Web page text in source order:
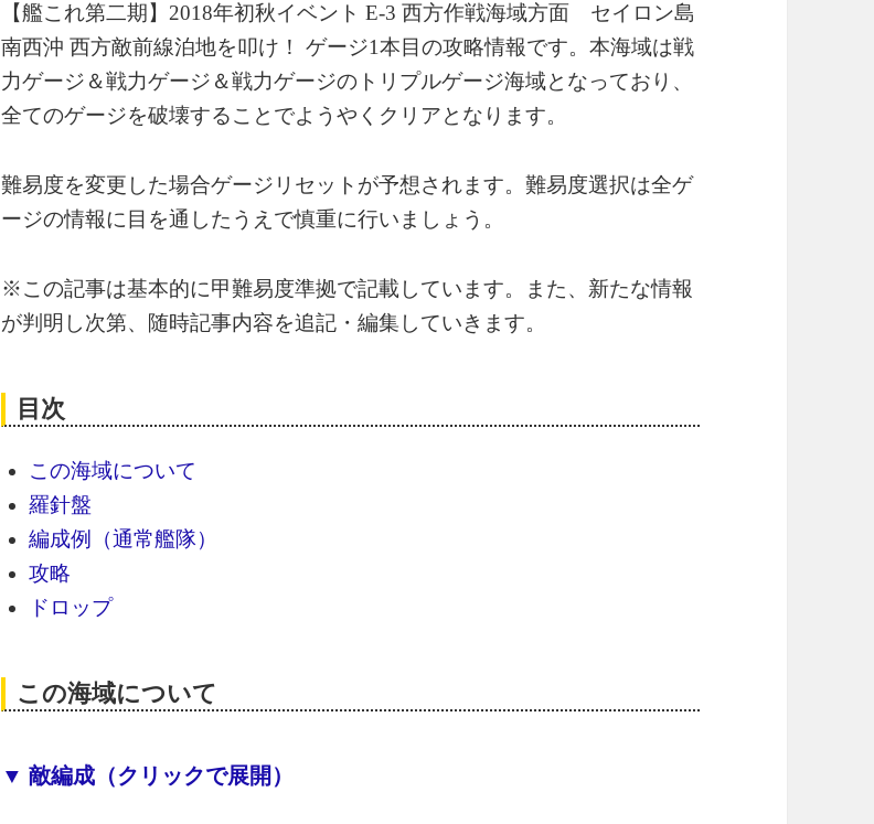
【艦これ第二期】2018年初秋イベント E-3 西方作戦海域方面 セイロン島
南西沖 西方敵前線泊地を叩け！ ゲージ1本目の攻略情報です。本海域は戦
力ゲージ＆戦力ゲージ＆戦力ゲージのトリプルゲージ海域となっており、
全てのゲージを破壊することでようやくクリアとなります。
難易度を変更した場合ゲージリセットが予想されます。難易度選択は全ゲ
ージの情報に目を通したうえで慎重に行いましょう。
※この記事は基本的に甲難易度準拠で記載しています。また、新たな情報
が判明し次第、随時記事内容を追記・編集していきます。
目次
この海域について
羅針盤
編成例（通常艦隊）
攻略
ドロップ
この海域について
▼ 敵編成（クリックで展開）